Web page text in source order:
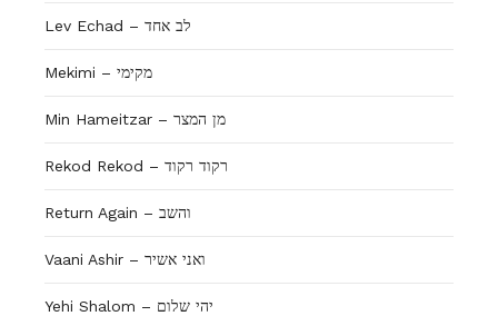
Lev Echad – לב אחד
Mekimi – מקימי
Min Hameitzar – מן המצר
Rekod Rekod – רקוד רקוד
Return Again – והשב
Vaani Ashir – ואני אשיר
Yehi Shalom – יהי שלום